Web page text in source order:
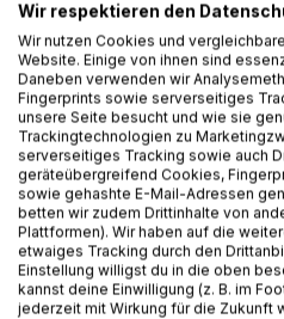
IN DEN
Auf die Merkliste
Titel bewerten
BESCHREIBUNG
Wir respektieren den
Wir nutzen Cookies und
Website. Einige von ihnen sind
Daneben verwenden wir
Fingerprints sowie serverseitiges
unsere Seite besucht und wie sie
Trackingtechnologien zu
serverseitiges Tracking sowie auch
geräteübergreifend Cookies,
sowie gehashte E-Mail-Adressen
betten wir zudem Drittinhalte von
Plattformen). Wir haben auf die
etwaiges Tracking durch den
Einstellung willigst du in die oben
kannst deine Einwilligung (z. B. im
jederzeit mit Wirkung für die Zukunft